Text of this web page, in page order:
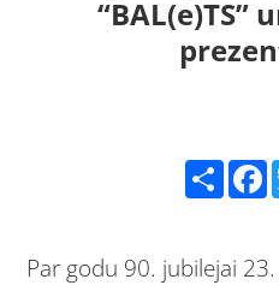
“BAL(e)TS”
Par godu 90. jubilejai